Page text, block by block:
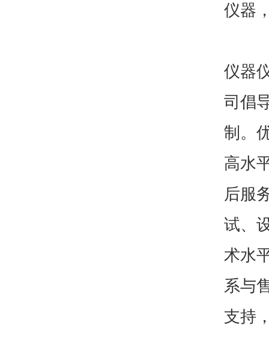
仪器
仪器
司倡
制。
高水
后服
试、
术水
系与
支持